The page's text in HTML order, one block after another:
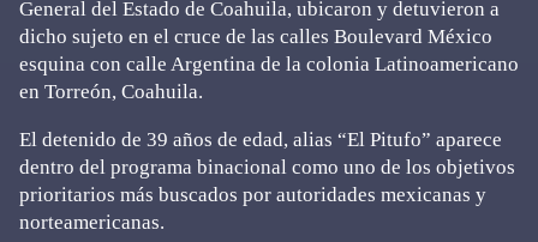
General del Estado de Coahuila, ubicaron y detuvieron a
dicho sujeto en el cruce de las calles Boulevard México
esquina con calle Argentina de la colonia Latinoamericano
en Torreón, Coahuila.
El detenido de 39 años de edad, alias “El Pitufo” aparece
dentro del programa binacional como uno de los objetivos
prioritarios más buscados por autoridades mexicanas y
norteamericanas.